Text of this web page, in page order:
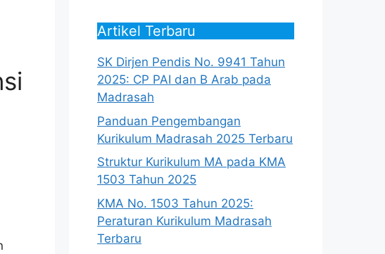
Artikel Terbaru
SK Dirjen Pendis No. 9941 Tahun
2025: CP PAI dan B Arab pada
Madrasah
Panduan Pengembangan
Kurikulum Madrasah 2025 Terbaru
Struktur Kurikulum MA pada KMA
1503 Tahun 2025
KMA No. 1503 Tahun 2025:
Peraturan Kurikulum Madrasah
Terbaru